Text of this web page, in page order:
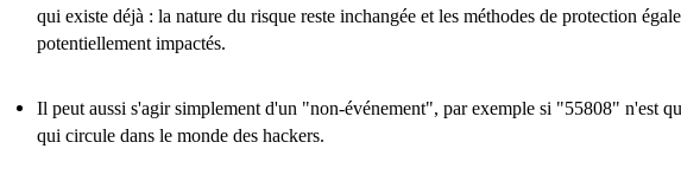
qui existe déjà : la nature du risque reste inchangée et les méthodes de protection
potentiellement impactés.
Il peut aussi s'agir simplement d'un "non-événement", par exemple si "55808" n'est
qui circule dans le monde des hackers.